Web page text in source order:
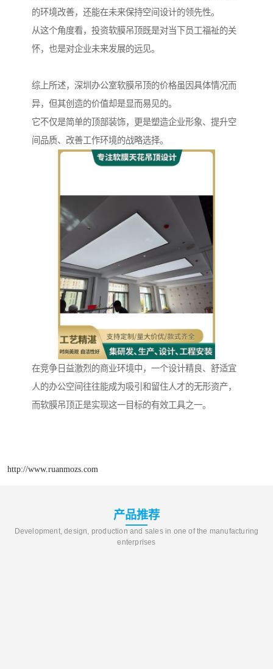
的环境改善，还能在未来保持空间设计的领先性。
从这个角度看，投资软膜吊顶既是对当下员工福祉的关
怀，也是对企业未来发展的远见。
综上所述，深圳办公室软膜吊顶的价格虽因具体情况而
异，但其创造的价值却是显而易见的。
它不仅是简单的顶部装饰，更是塑造企业形象、提升空
间品质、改善工作环境的战略选择。
在竞争日益激烈的商业环境中，一个设计精良、舒适宜
人的办公空间往往能成为吸引和留住人才的无形资产，
而软膜吊顶正是实现这一目标的有效工具之一。
http://www.ruanmozs.com
产品推荐
Development, design, production and sales in one of the manufacturing
enterprises